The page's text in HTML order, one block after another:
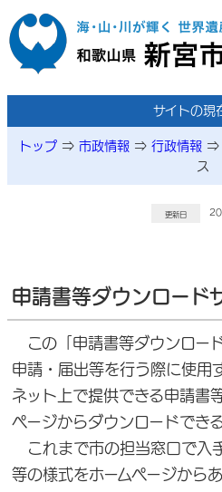
本文へ移動
サイトの現
トップ⇒ 市政情報⇒ 行政情報⇒
ス
更新日
申請書等ダウンロード
この「申請書等ダウンロー
申請・届出等を行う際に使用
ネット上で提供できる申請書
ページからダウンロードでき
これまで市の担当窓口で入
等の様式をホームページから